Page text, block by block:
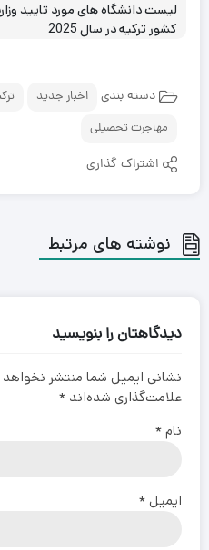
لیست دانشگاه های مورد تایید
کشور ترکیه در سال 2025
دسته بندی اخبار جدید
مهاجرت تحصیلی
اشتراک گذاری
نوشته های مرتبط
دیدگاهتان را بنویسید
نشانی ایمیل شما منتشر
علامت‌گذاری شده‌اند *
نام*
ایمیل*